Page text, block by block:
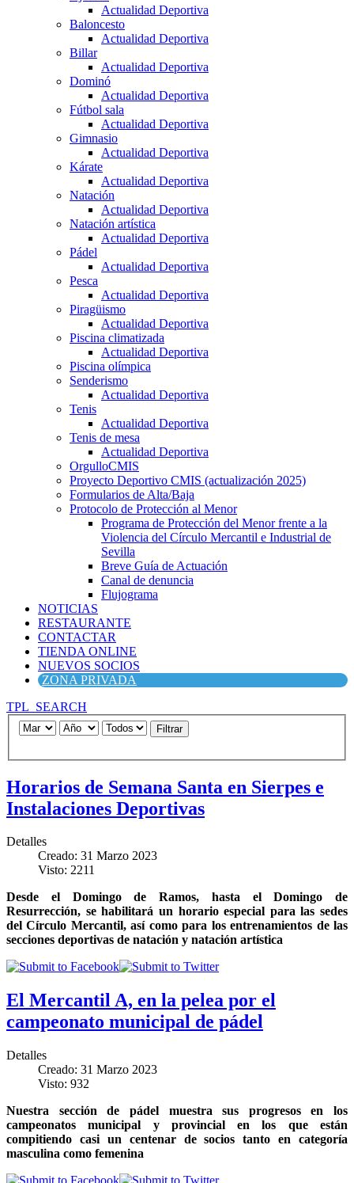
Actualidad Deportiva
Baloncesto
Actualidad Deportiva
Billar
Actualidad Deportiva
Dominó
Actualidad Deportiva
Fútbol sala
Actualidad Deportiva
Gimnasio
Actualidad Deportiva
Kárate
Actualidad Deportiva
Natación
Actualidad Deportiva
Natación artística
Actualidad Deportiva
Pádel
Actualidad Deportiva
Pesca
Actualidad Deportiva
Piragüismo
Actualidad Deportiva
Piscina climatizada
Actualidad Deportiva
Piscina olímpica
Senderismo
Actualidad Deportiva
Tenis
Actualidad Deportiva
Tenis de mesa
Actualidad Deportiva
OrgulloCMIS
Proyecto Deportivo CMIS (actualización 2025)
Formularios de Alta/Baja
Protocolo de Protección al Menor
Programa de Protección del Menor frente a la
Violencia del Círculo Mercantil e Industrial de
Sevilla
Breve Guía de Actuación
Canal de denuncia
Flujograma
NOTICIAS
RESTAURANTE
CONTACTAR
TIENDA ONLINE
NUEVOS SOCIOS
ZONA PRIVADA
TPL_SEARCH
Filtrar
Horarios de Semana Santa en Sierpes e
Instalaciones Deportivas
Detalles
Creado: 31 Marzo 2023
Visto: 2211
Desde el Domingo de Ramos, hasta el Domingo de
Resurrección, se habilitará un horario especial para las sedes
del Círculo Mercantil, así como para los entrenamientos de las
secciones deportivas de natación y natación artística
El Mercantil A, en la pelea por el
campeonato municipal de pádel
Detalles
Creado: 31 Marzo 2023
Visto: 932
Nuestra sección de pádel muestra sus progresos en los
campeonatos municipal y provincial en los que están
compitiendo casi un centenar de socios tanto en categoría
masculina como femenina